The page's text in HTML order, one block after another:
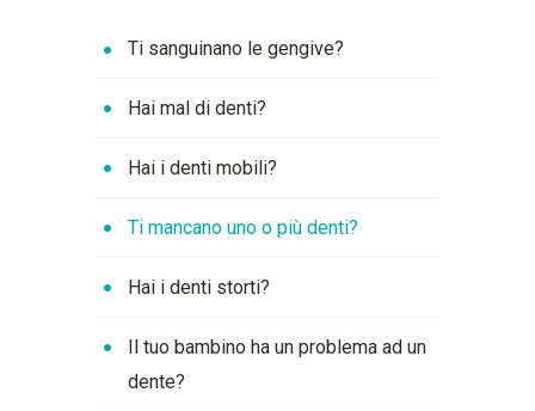
Ti sanguinano le gengive?
Hai mal di denti?
Hai i denti mobili?
Ti mancano uno o più denti?
Hai i denti storti?
Il tuo bambino ha un problema ad un
dente?